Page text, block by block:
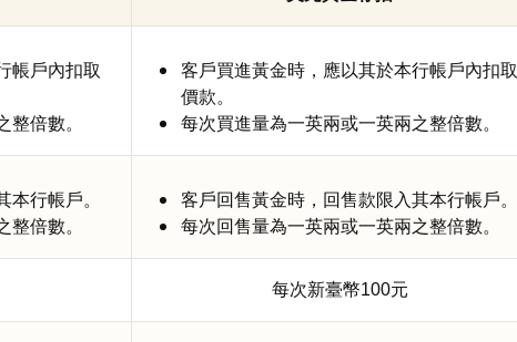
帳戶內扣取
整倍數。
客戶買進黃金時，應以其於本行帳戶內扣取
價款。
每次買進量為一英兩或一英兩之整倍數。
本行帳戶。
整倍數。
客戶回售黃金時，回售款限入其本行帳戶。
每次回售量為一英兩或一英兩之整倍數。
每次新臺幣100元